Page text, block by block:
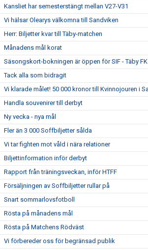
Kansliet har semesterstängt mellan V27-V31
Vi hälsar Olearys välkomna till Sandviken
Herr: Biljetter kvar till Täby-matchen
Månadens mål korat
Säsongskort-bokningen är öppen för SIF - Täby FK
Tack alla som bidragit
Vi klarade målet! 50 000 kronor till Kvinnojouren i
Handla souvenirer till derbyt
Ny vecka - nya mål
Fler än 3 000 Soffbiljetter sålda
Vi tar fighten mot våld i nära relationer
Biljettinformation inför derbyt
Rapport från träningsveckan, inför HTFF
Försäljningen av Soffbiljetter rullar på
Snart sommarlovsfotboll
Rösta på månadens mål
Rösta på Matchens Rödväst
Vi förbereder oss för begränsad publik